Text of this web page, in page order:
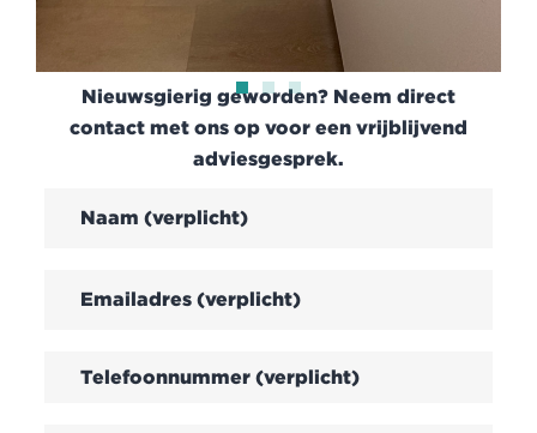
Nieuwsgierig geworden? Neem direct
contact met ons op voor een vrijblijvend
adviesgesprek.